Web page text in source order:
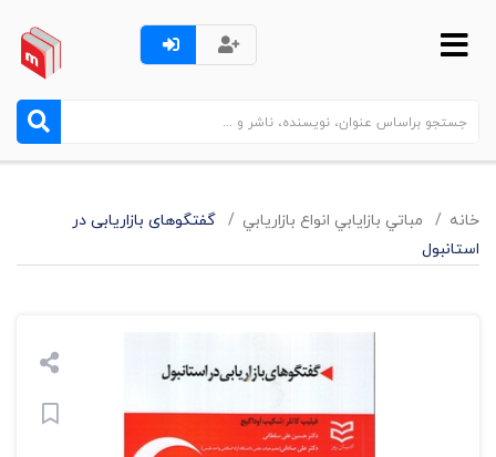
خانه مباتي بازايابي انواع بازاريابي
گفتگوهای بازاریابی در
استانبول